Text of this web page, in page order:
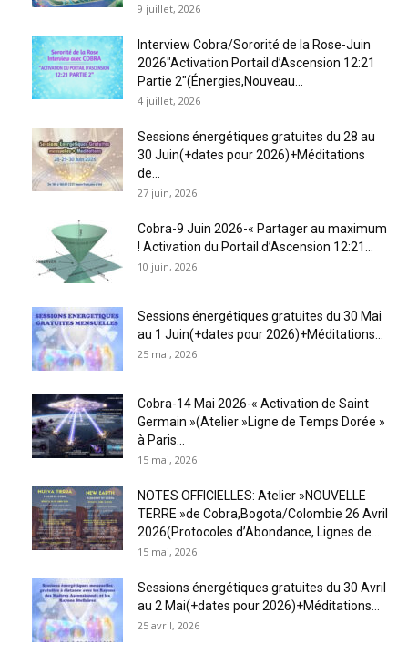
9 juillet, 2026
Interview Cobra/Sororité de la Rose-Juin
2026″Activation Portail d’Ascension 12:21
Partie 2″(Énergies,Nouveau...
4 juillet, 2026
Sessions énergétiques gratuites du 28 au
30 Juin(+dates pour 2026)+Méditations
de...
27 juin, 2026
Cobra-9 Juin 2026-« Partager au maximum
! Activation du Portail d’Ascension 12:21...
10 juin, 2026
Sessions énergétiques gratuites du 30 Mai
au 1 Juin(+dates pour 2026)+Méditations...
25 mai, 2026
Cobra-14 Mai 2026-« Activation de Saint
Germain »(Atelier »Ligne de Temps Dorée »
à Paris...
15 mai, 2026
NOTES OFFICIELLES: Atelier »NOUVELLE
TERRE »de Cobra,Bogota/Colombie 26 Avril
2026(Protocoles d’Abondance, Lignes de...
15 mai, 2026
Sessions énergétiques gratuites du 30 Avril
au 2 Mai(+dates pour 2026)+Méditations...
25 avril, 2026